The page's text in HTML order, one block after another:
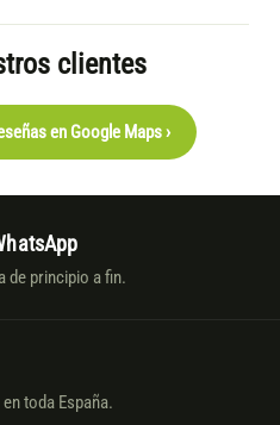
clientes
en Google Maps ›
de principio a fin.
toda España.